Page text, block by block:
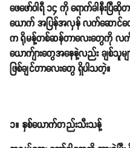
ဖေဖော်ဝါရီ ၁၄ ကို ရောက်ခါနီး
ယောက် အပြန်အလှန် လက်ဆောင်တွေ
က ရိုမန့်တစ်ဆန်တာလေးတွေကို လက်
ယောက်ျားတွေအနေနဲ့လည်း ချစ်သူမ
ဖြစ်ချင်တာလေးတွေ ရှိပါသတဲ့။
၁။ နှစ်ယောက်တည်းသီးသန့်